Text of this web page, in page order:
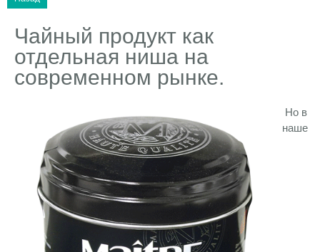
Чайный продукт как
отдельная ниша на
современном рынке.
Но в
наше